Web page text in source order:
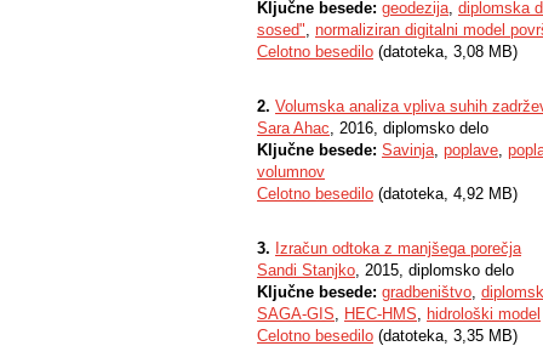
Ključne besede: geodezija, diplomska
sosed", normaliziran digitalni model
Celotno besedilo (datoteka, 3,08 MB)
2. Volumska analiza vpliva suhih
Sara Ahac, 2016, diplomsko delo
Ključne besede: Savinja, poplave,
volumnov
Celotno besedilo (datoteka, 4,92 MB)
3. Izračun odtoka z manjšega porečja
Sandi Stanjko, 2015, diplomsko delo
Ključne besede: gradbeništvo,
SAGA-GIS, HEC-HMS, hidrološki model
Celotno besedilo (datoteka, 3,35 MB)